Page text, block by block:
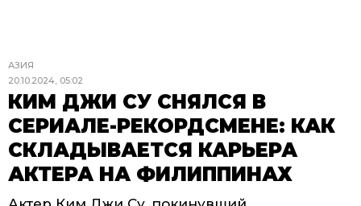
АЗИЯ
20.10.2024, 05:02
КИМ ДЖИ СУ СНЯЛСЯ В
СЕРИАЛЕ-РЕКОРДСМЕНЕ: КАК
СКЛАДЫВАЕТСЯ КАРЬЕРА
АКТЕРА НА ФИЛИППИНАХ